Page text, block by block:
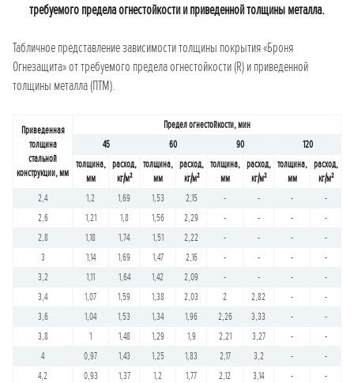
требуемого предела огнестойкости и приведенной толщины металла.
Табличное представление зависимости толщины покрытия «Броня
Огнезащита» от требуемого предела огнестойкости (R) и приведенной
толщины металла (ПТМ).
Приведенная
толщина
стальной
конструкции, мм
Предел огнестойкости, мин
45
60 90
120
толщина,
мм
расход,
кг/м²
толщина,
мм
расход,
кг/м²
толщина,
мм
расход,
кг/м²
толщина,
мм
расход,
кг/м²
2,4
1,2 1,69 1,53 2,15 - - -
-
2,6
1,21 1,8 1,56 2,29 - - -
-
2,8
1,18 1,74 1,51 2,22 - - -
-
3
1,14 1,69 1,47 2,16 - - -
-
3,2
1,11 1,64 1,42 2,09 - - -
-
3,4
1,07 1,59 1,38 2,03 2 2,82 -
-
3,6
1,04 1,53 1,34 1,96 2,26 3,33 -
-
3,8
1 1,48 1,29 1,9 2,21 3,27 -
-
4
0,97 1,43 1,25 1,83 2,17 3,2 -
-
4,2
0,93 1,37 1,2 1,77 2,12 3,14 -
-